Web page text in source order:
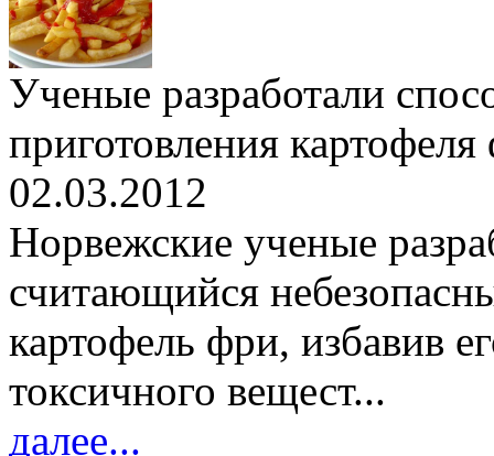
Ученые разработали
приготовления
02.03.2012
Норвежские ученые
считающийся
картофель фри, избавив
токсичного вещест...
далее...